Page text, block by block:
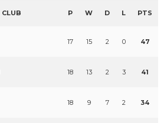
CLUB P W D L PTS
17 15 2 0 47
18 13 2 3 41
18 9 7 2 34